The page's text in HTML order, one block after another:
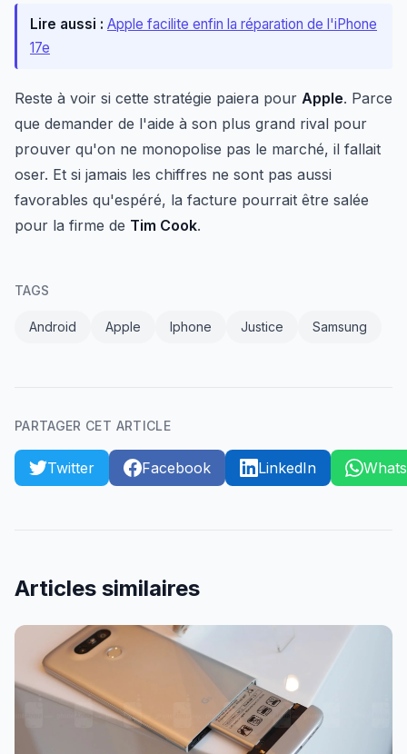
Lire aussi : Apple facilite enfin la réparation de l'iPhone
17e
Reste à voir si cette stratégie paiera pour Apple. Parce
que demander de l'aide à son plus grand rival pour
prouver qu'on ne monopolise pas le marché, il fallait
oser. Et si jamais les chiffres ne sont pas aussi
favorables qu'espéré, la facture pourrait être salée
pour la firme de Tim Cook.
TAGS
Android Apple Iphone Justice Samsung
PARTAGER CET ARTICLE
Twitter Facebook LinkedIn
Articles similaires